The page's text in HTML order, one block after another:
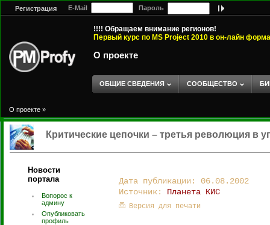
Регистрация E-Mail Пароль
!!!! Обращаем внимание регионов!
Первый курс по MS Project 2010 в он-лайн
О проекте
ОБЩИЕ СВЕДЕНИЯ СООБЩЕСТВО
О проекте »
Критические цепочки – третья революция в
Новости
портала
Вопорос к
админу
Опубликовать
профиль
Дата публикации: 06.08.2002
Источник: Планета КИС
Версия для печати